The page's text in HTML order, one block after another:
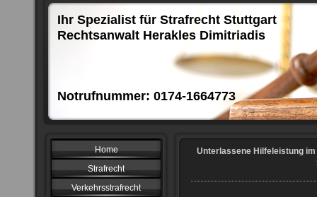
Ihr Spezialist für Strafrecht Stuttgart
Rechtsanwalt Herakles Dimitriadis
Notrufnummer: 0174-1664773
Home
Strafrecht
Verkehrsstrafrecht
Unterlassene Hilfeleistung